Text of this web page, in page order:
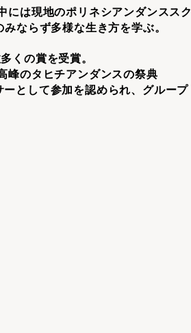
は現地のポリネシアンダンススク
ならず多様な生き方を学ぶ。
くの賞を受賞。
峰のタヒチアンダンスの祭典
として参加を認められ、グループ